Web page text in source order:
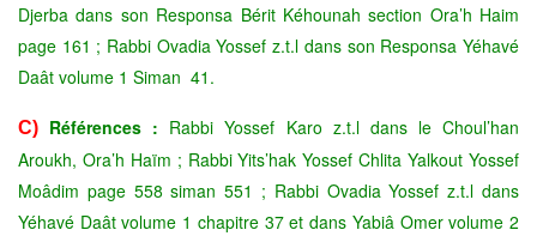
Djerba dans son Responsa Bérit Kéhounah section Ora’h Haim
page 161 ; Rabbi Ovadia Yossef z.t.l dans son Responsa Yéhavé
Daât volume 1 Siman 41.
C) Références : Rabbi Yossef Karo z.t.l dans le Choul’han
Aroukh, Ora’h Haïm ; Rabbi Yits’hak Yossef Chlita Yalkout Yossef
Moâdim page 558 siman 551 ; Rabbi Ovadia Yossef z.t.l dans
Yéhavé Daât volume 1 chapitre 37 et dans Yabiâ Omer volume 2